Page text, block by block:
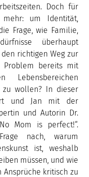
Doch für
um Identität,
Frage, wie Familie,
überhaupt
richtigen Weg zur
Problem bereits mit
wollen? In dieser
und Jan mit der
und Autorin Dr.
Mom is perfect!“.
nach, warum
ist, weshalb
müssen, und wie
kritisch zu